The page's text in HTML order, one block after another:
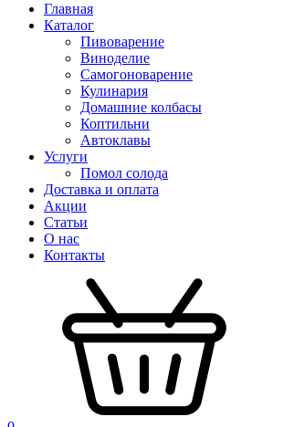
Главная
Каталог
Пивоварение
Виноделие
Самогоноварение
Кулинария
Домашние колбасы
Коптильни
Автоклавы
Услуги
Помол солода
Доставка и оплата
Акции
Статьи
О нас
Контакты